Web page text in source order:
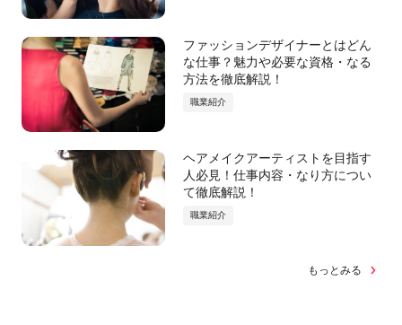
ファッションデザイナーとはどん
な仕事？魅力や必要な資格・なる
方法を徹底解説！
職業紹介
ヘアメイクアーティストを目指す
人必見！仕事内容・なり方につい
て徹底解説！
職業紹介
もっとみる